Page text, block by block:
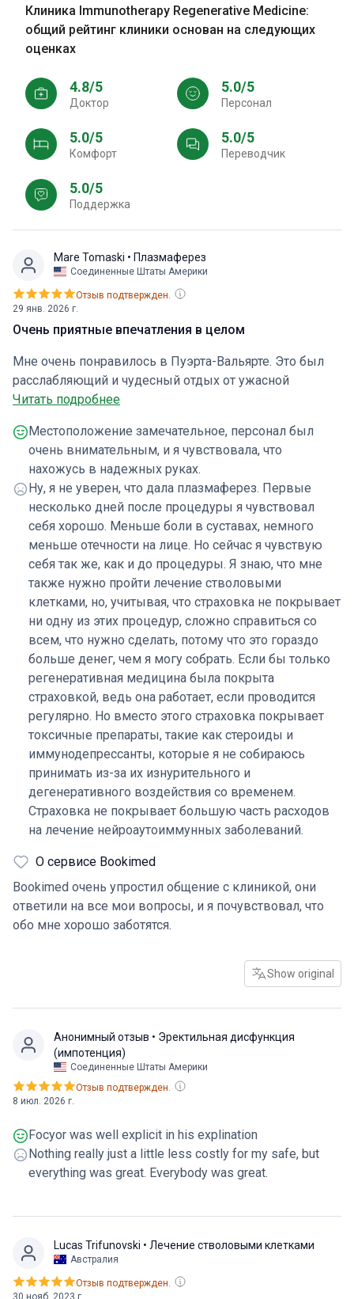
Клиника Immunotherapy Regenerative Medicine:
общий рейтинг клиники основан на следующих
оценках
4.8/5
Доктор
5.0/5
персонал
5.0/5
Комфорт
5.0/5
Переводчик
5.0/5
Поддержка
Mare Tomaski • Плазмаферез
Соединенные Штаты Америки
29 янв. 2026 г.
Отзыв подтвержден.
Очень приятные впечатления в целом
Мне очень понравилось в Пуэрта-Вальярте. Это был
расслабляющий и чудесный отдых от ужасной
атмосферы, царящей сейчас в США. Все были
долгое время. Добираться туда было легко, аэропорт
находится совсем рядом, автобусы удобны, погода
была отличная. Лечение прошло очень комфортно,
побочных эффектов не было, и я зря волновался.
Теперь, когда я знаю, что это такое, я буду делать это
чаще, насколько позволяют мои финансовые
возможности. В целом, это был очень приятный опыт.
Читать подробнее
Местоположение замечательное, персонал был
очень внимательным, и я чувствовала, что
нахожусь в надежных руках.
Ну, я не уверен, что дала плазмаферез. Первые
несколько дней после процедуры я чувствовал
себя хорошо. Меньше боли в суставах, немного
меньше отечности на лице. Но сейчас я чувствую
себя так же, как и до процедуры. Я знаю, что мне
также нужно пройти лечение стволовыми
клетками, но, учитывая, что страховка не покрывает
ни одну из этих процедур, сложно справиться со
всем, что нужно сделать, потому что это гораздо
больше денег, чем я могу собрать. Если бы только
регенеративная медицина была покрыта
страховкой, ведь она работает, если проводится
регулярно. Но вместо этого страховка покрывает
токсичные препараты, такие как стероиды и
иммунодепрессанты, которые я не собираюсь
принимать из-за их изнурительного и
дегенеративного воздействия со временем.
Страховка не покрывает большую часть расходов
на лечение нейроаутоиммунных заболеваний.
О сервисе Bookimed
Bookimed очень упростил общение с клиникой, они
ответили на все мои вопросы, и я почувствовал, что
обо мне хорошо заботятся.
Show original
Анонимный отзыв • Эректильная дисфункция
(импотенция)
Соединенные Штаты Америки
8 июл. 2026 г.
Отзыв подтвержден.
Focyor was well explicit in his explination
Nothing really just a little less costly for my safe, but
everything was great. Everybody was great.
Lucas Trifunovski • Лечение стволовыми клетками
Австралия
30 нояб. 2023 г.
Отзыв подтвержден.